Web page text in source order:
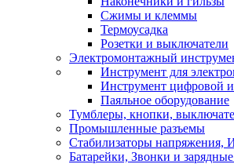
Сжимы и клеммы
Термоусадка
Розетки и выключатели
Электромонтажный
Инструмент для
Инструмент цифровой
Паяльное оборудование
Тумблеры, кнопки,
Промышленные разъемы
Стабилизаторы напряжения,
Батарейки, Звонки и зарядные